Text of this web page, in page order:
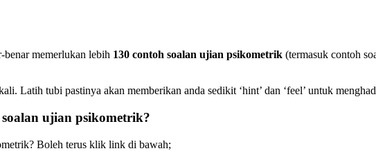
benar memerlukan lebih 130 contoh soalan ujian psikometrik (termasuk contoh
Latih tubi pastinya akan memberikan anda sedikit ‘hint’ dan ‘feel’ untuk
ujian psikometrik?
Boleh terus klik link di bawah;